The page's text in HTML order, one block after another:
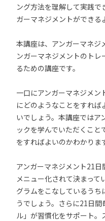
ング方法を理解して実践で
ガーマネジメントができる
本講座は、アンガーマネジ
ンガーマネジメントのト
るための講座です。
一口にアンガーマネジメン
にどのようなことをすれ
いでしょう。本講座ではア
ックを学んでいただくこ
をすればよいのかわかりま
アンガーマネジメント21
メニュー化されて決まって
グラムをこなしているうち
うでしょう。さらに21日
ル」が習慣化をサポート。